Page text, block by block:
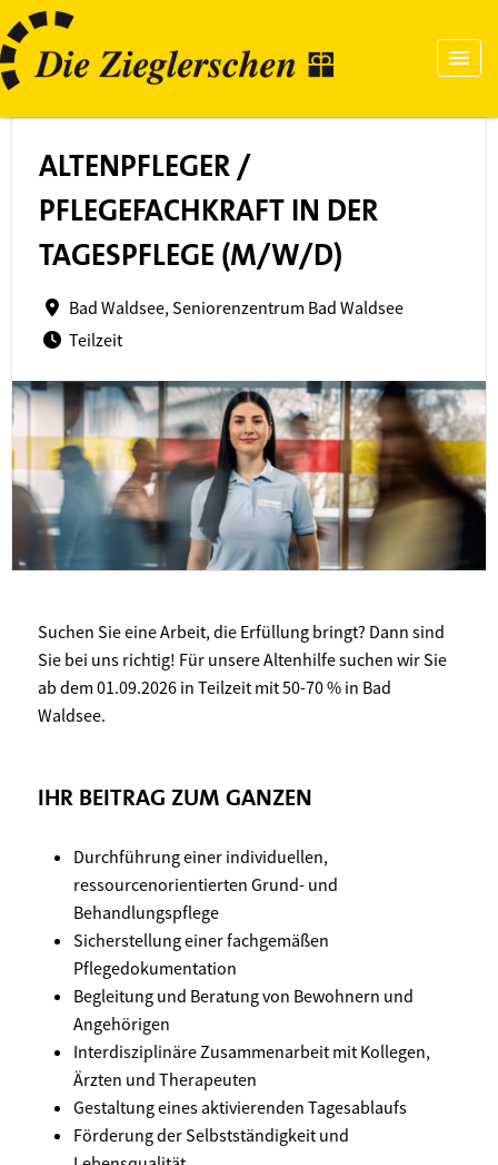
ALTENPFLEGER /
PFLEGEFACHKRAFT IN DER
TAGESPFLEGE (M/W/D)
Bad Waldsee, Seniorenzentrum Bad Waldsee
Teilzeit
Suchen Sie eine Arbeit, die Erfüllung bringt? Dann sind
Sie bei uns richtig! Für unsere Altenhilfe suchen wir Sie
ab dem 01.09.2026 in Teilzeit mit 50-70 % in Bad
Waldsee.
IHR BEITRAG ZUM GANZEN
Durchführung einer individuellen,
ressourcenorientierten Grund- und
Behandlungspflege
Sicherstellung einer fachgemäßen
Pflegedokumentation
Begleitung und Beratung von Bewohnern und
Angehörigen
Interdisziplinäre Zusammenarbeit mit Kollegen,
Ärzten und Therapeuten
Gestaltung eines aktivierenden Tagesablaufs
Förderung der Selbstständigkeit und